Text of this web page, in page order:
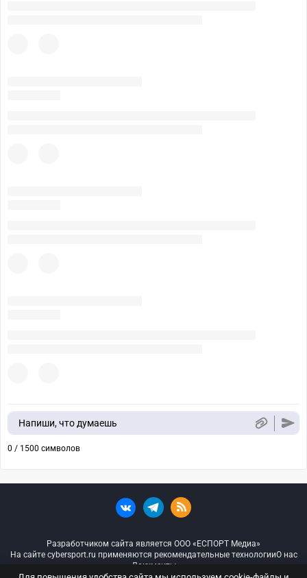
Напиши, что думаешь
0 / 1500 символов
Разработчиком сайта является ООО «ЕСПОРТ Медиа»
На сайте cybersport.ru применяются рекомендательные технологииО нас
Документы